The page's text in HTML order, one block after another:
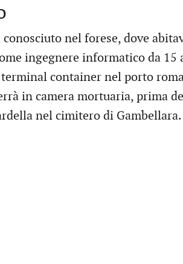
nel forese, dove
ingegnere informatico da 15
container nel porto
in camera mortuaria, prima
nel cimitero di Gambellara.